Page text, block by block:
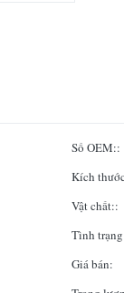
Số OEM::
Kích
Vật chất::
Tình
Giá bán: